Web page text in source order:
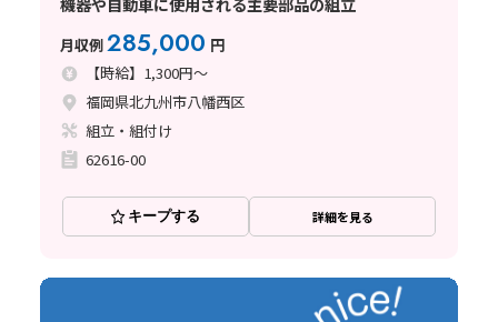
月収例285,000 円
【時給】1,300円～
福岡県北九州市八幡西区
組立・組付け
62616-00
キープする 詳細を見る